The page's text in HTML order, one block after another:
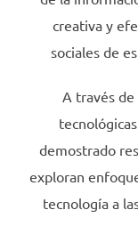
creativa y
sociales de
A través
demostrado
exploran
tecnología a